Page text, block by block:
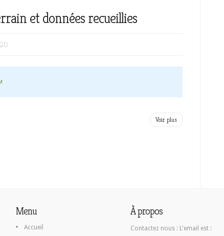
et données recueillies
Voir plus
Menu
Accueil
À propos
Contactez nous : L'email est :